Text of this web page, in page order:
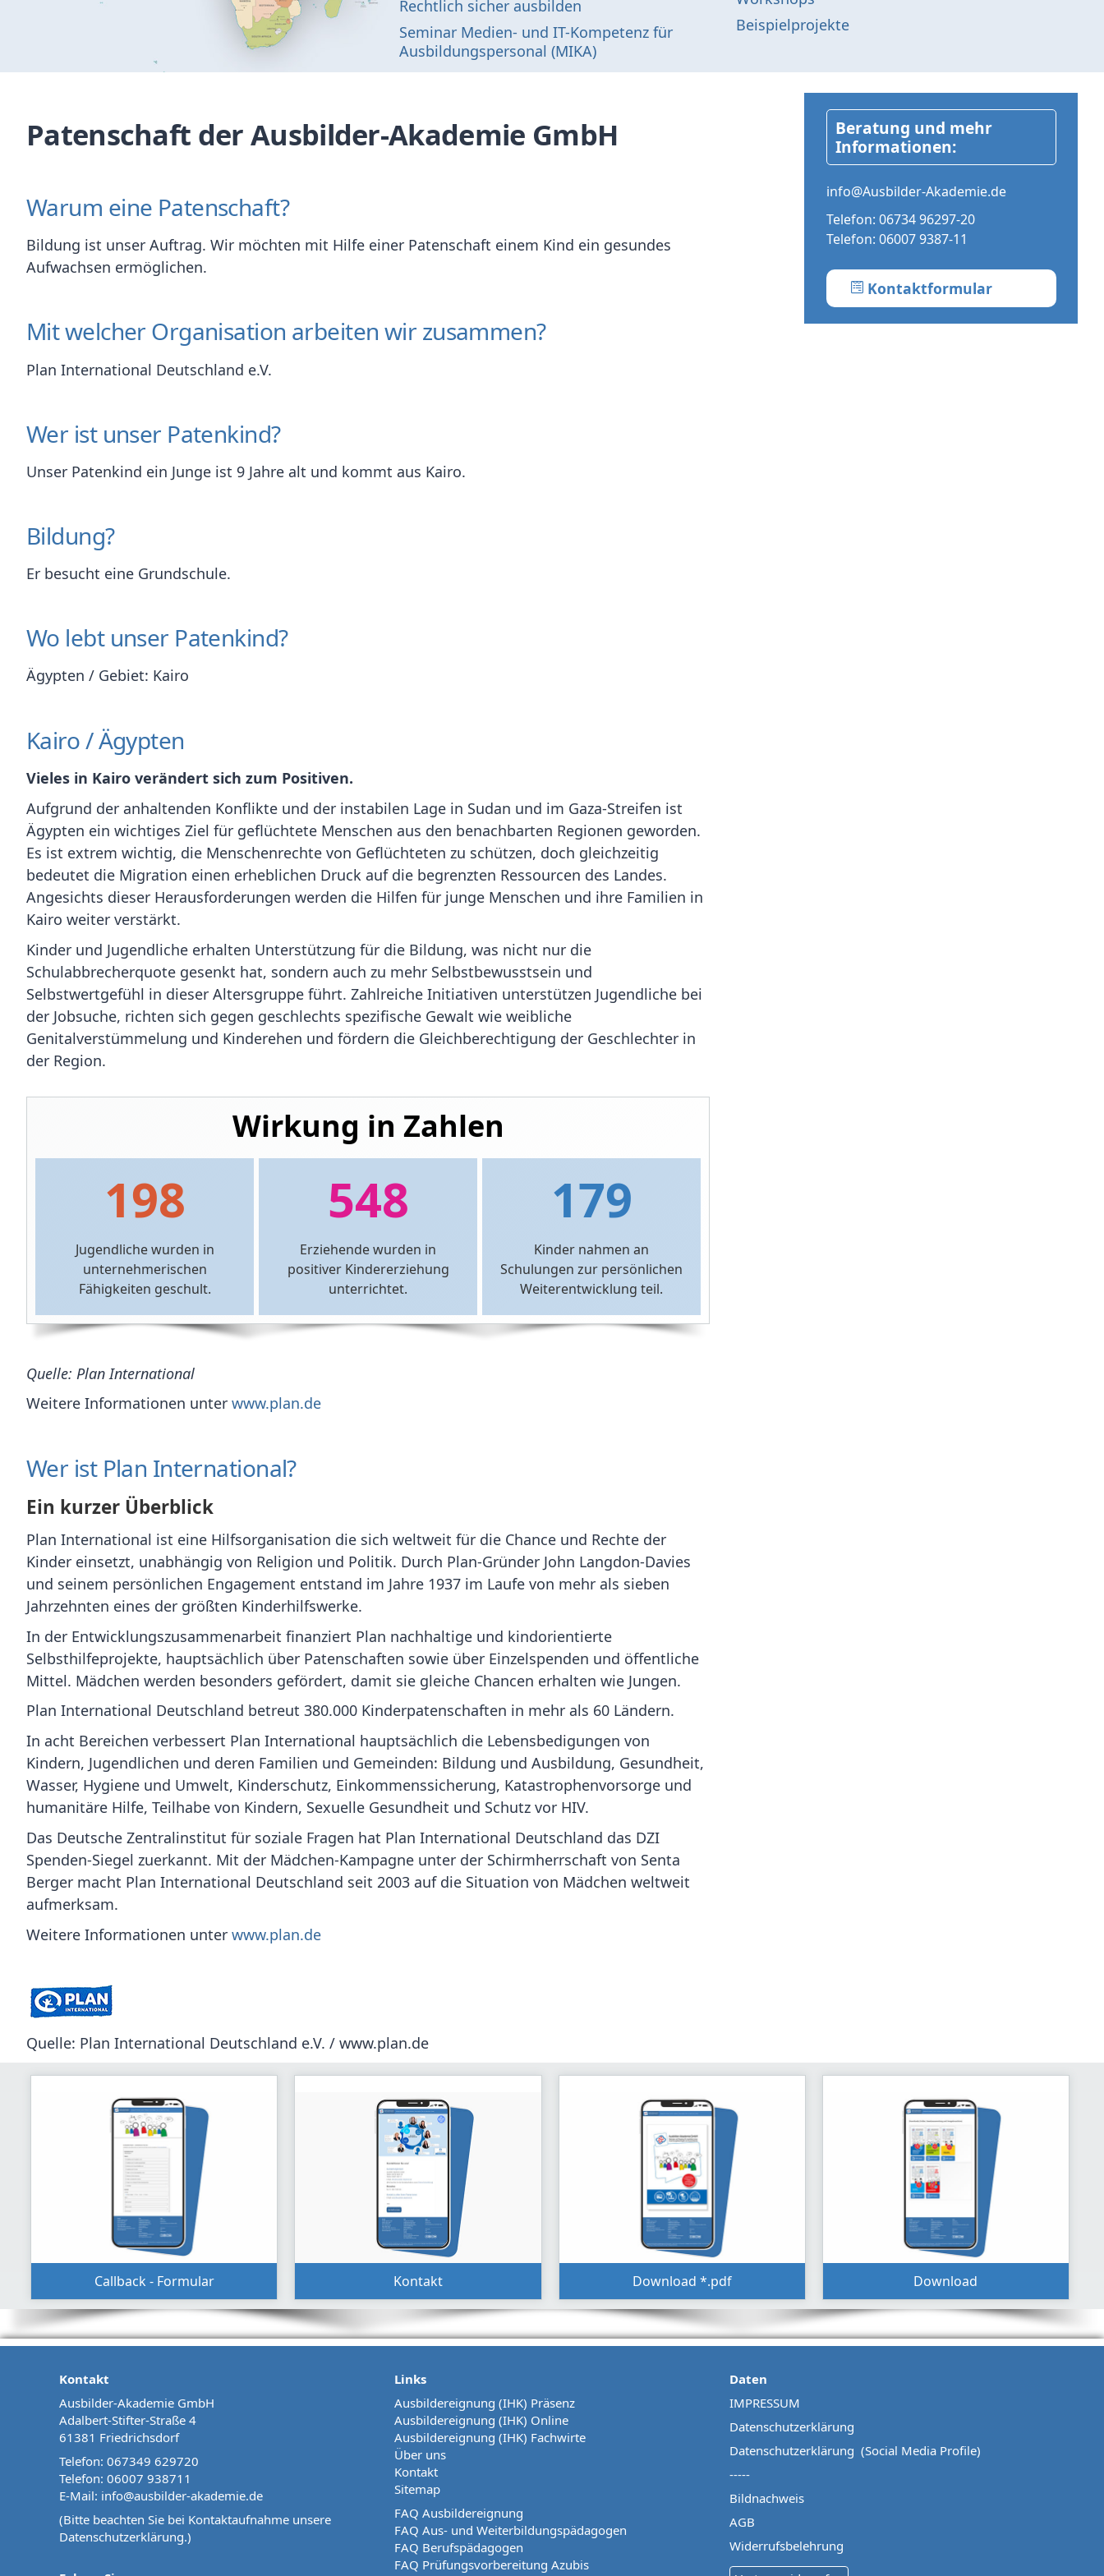
Rechtlich sicher ausbilden
Seminar Medien- und IT-Kompetenz für
Ausbildungspersonal (MIKA)
Beispielprojekte
Patenschaft der Ausbilder-Akademie GmbH
Warum eine Patenschaft?
Bildung ist unser Auftrag. Wir möchten mit Hilfe einer Patenschaft einem Kind ein gesundes
Aufwachsen ermöglichen.
Mit welcher Organisation arbeiten wir zusammen?
Plan International Deutschland e.V.
Wer ist unser Patenkind?
Unser Patenkind ein Junge ist 9 Jahre alt und kommt aus Kairo.
Bildung?
Er besucht eine Grundschule.
Wo lebt unser Patenkind?
Ägypten / Gebiet: Kairo
Kairo / Ägypten
Vieles in Kairo verändert sich zum Positiven.
Aufgrund der anhaltenden Konflikte und der instabilen Lage in Sudan und im Gaza-Streifen ist
Ägypten ein wichtiges Ziel für geflüchtete Menschen aus den benachbarten Regionen geworden.
Es ist extrem wichtig, die Menschenrechte von Geflüchteten zu schützen, doch gleichzeitig
bedeutet die Migration einen erheblichen Druck auf die begrenzten Ressourcen des Landes.
Angesichts dieser Herausforderungen werden die Hilfen für junge Menschen und ihre Familien in
Kairo weiter verstärkt.
Kinder und Jugendliche erhalten Unterstützung für die Bildung, was nicht nur die
Schulabbrecherquote gesenkt hat, sondern auch zu mehr Selbstbewusst­sein und
Selbstwertgefühl in dieser Altersgruppe führt. Zahlreiche Initiativen unterstützen Jugendliche bei
der Jobsuche, richten sich gegen geschlechts­ spezifische Gewalt wie weibliche
Genitalverstümme­lung und Kinderehen und fördern die Gleichberechti­gung der Geschlechter in
der Region.
Wirkung in Zahlen
198
Jugendliche wurden in
unternehmeri­schen
Fähigkeiten geschult.
548
Erziehende wurden in
positiver Kinder­erziehung
unterrichtet.
179
Kinder nahmen an
Schulungen zur per­sönlichen
Weiter­entwicklung teil.
Quelle: Plan International
Weitere Informationen unter www.plan.de
Wer ist Plan International?
Ein kurzer Überblick
Plan International ist eine Hilfsorganisation die sich weltweit für die Chance und Rechte der
Kinder einsetzt, unabhängig von Religion und Politik. Durch Plan-Gründer John Langdon-Davies
und seinem persönlichen Engagement entstand im Jahre 1937 im Laufe von mehr als sieben
Jahrzehnten eines der größten Kinderhilfswerke.
In der Entwicklungszusammenarbeit finanziert Plan nachhaltige und kindorientierte
Selbsthilfeprojekte, hauptsächlich über Patenschaften sowie über Einzelspenden und öffentliche
Mittel. Mädchen werden besonders gefördert, damit sie gleiche Chancen erhalten wie Jungen.
Plan International Deutschland betreut 380.000 Kinderpatenschaften in mehr als 60 Ländern.
In acht Bereichen verbessert Plan International hauptsächlich die Lebensbedigungen von
Kindern, Jugendlichen und deren Familien und Gemeinden: Bildung und Ausbildung, Gesundheit,
Wasser, Hygiene und Umwelt, Kinderschutz, Einkommenssicherung, Katastrophenvorsorge und
humanitäre Hilfe, Teilhabe von Kindern, Sexuelle Gesundheit und Schutz vor HIV.
Das Deutsche Zentralinstitut für soziale Fragen hat Plan International Deutschland das DZI
Spenden-Siegel zuerkannt. Mit der Mädchen-Kampagne unter der Schirmherrschaft von Senta
Berger macht Plan International Deutschland seit 2003 auf die Situation von Mädchen weltweit
aufmerksam.
Weitere Informationen unter www.plan.de
Quelle: Plan International Deutschland e.V. / www.plan.de
Beratung und mehr
Informationen:
info@Ausbilder-Akademie.de
Telefon: 06734 96297-20
Telefon: 06007 9387-11
Kontaktformular
Callback - Formular Kontakt Download *.pdf Download
Kontakt
Ausbilder-Akademie GmbH
Adalbert-Stifter-Straße 4
61381 Friedrichsdorf
Telefon: 067349 629720
Telefon: 06007 938711
E-Mail: info@ausbilder-akademie.de
(Bitte beachten Sie bei Kontaktaufnahme unsere
Datenschutzerklärung.)
Links
Ausbildereignung (IHK) Präsenz
Ausbildereignung (IHK) Online
Ausbildereignung (IHK) Fachwirte
Über uns
Kontakt
Sitemap
FAQ Ausbildereignung
FAQ Aus- und Weiterbildungspädagogen
FAQ Berufspädagogen
FAQ Prüfungsvorbereitung Azubis
Daten
IMPRESSUM
Datenschutzerklärung
Datenschutzerklärung (Social Media Profile)
-----
Bildnachweis
AGB
Widerrufsbelehrung